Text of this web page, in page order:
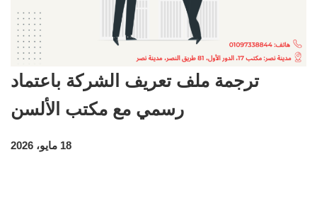
ترجمة ملف تعريف الشركة باعتماد
رسمي مع مكتب الألسن
18 مايو، 2026